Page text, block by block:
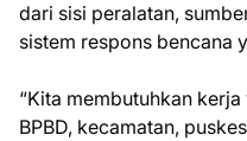
dari sisi peralatan,
sistem respons bencana
“Kita membutuhkan
BPBD, kecamatan,